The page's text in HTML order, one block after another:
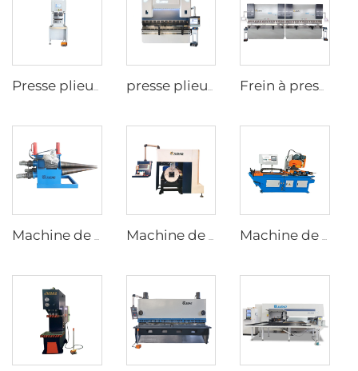
Machine de pliage conique Machine de découpe de tubes Machine de découpe de tubes CNC